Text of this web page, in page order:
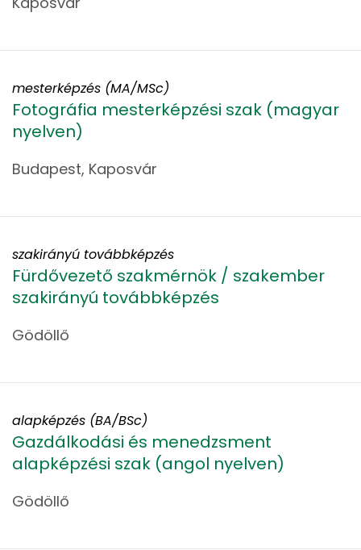
Fotográfia mesterképzési szak (magyar
nyelven)
Budapest, Kaposvár
mesterképzés (MA/MSc)
Fürdővezető szakmérnök / szakember
szakirányú továbbképzés
Gödöllő
szakirányú továbbképzés
Gazdálkodási és menedzsment
alapképzési szak (angol nyelven)
Gödöllő
alapképzés (BA/BSc)